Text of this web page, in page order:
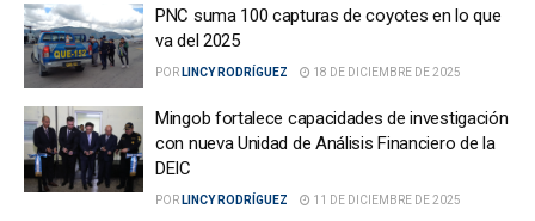
PNC suma 100 capturas de coyotes en lo que
va del 2025
POR LINCY RODRÍGUEZ 18 DE DICIEMBRE DE 2025
Mingob fortalece capacidades de investigación
con nueva Unidad de Análisis Financiero de la
DEIC
POR LINCY RODRÍGUEZ 11 DE DICIEMBRE DE 2025